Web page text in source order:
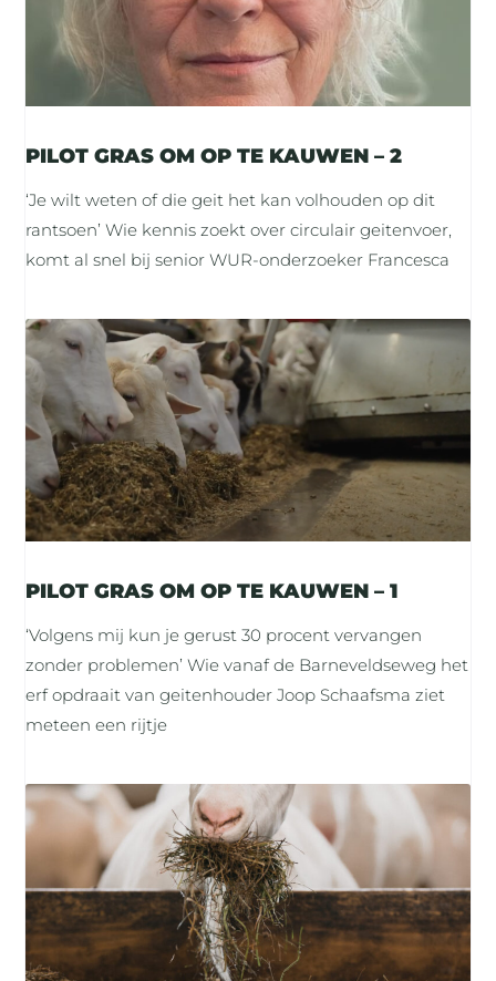
PILOT GRAS OM OP TE KAUWEN – 2
‘Je wilt weten of die geit het kan volhouden op dit
rantsoen’ Wie kennis zoekt over circulair geitenvoer,
komt al snel bij senior WUR-onderzoeker Francesca
PILOT GRAS OM OP TE KAUWEN – 1
‘Volgens mij kun je gerust 30 procent vervangen
zonder problemen’ Wie vanaf de Barneveldseweg het
erf opdraait van geitenhouder Joop Schaafsma ziet
meteen een rijtje